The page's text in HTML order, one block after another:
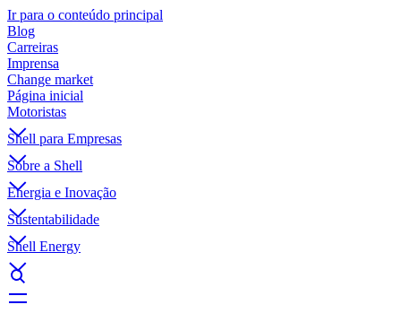
Ir para o conteúdo principal
Blog
Carreiras
Imprensa
Change market
Página inicial
Motoristas
Shell para Empresas
Sobre a Shell
Energia e Inovação
Sustentabilidade
Shell Energy